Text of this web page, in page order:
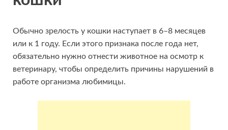
Обычно зрелость у кошки наступает в 6–8 месяцев
или к 1 году. Если этого признака после года нет,
обязательно нужно отнести животное на осмотр к
ветеринару, чтобы определить причины нарушений в
работе организма любимицы.